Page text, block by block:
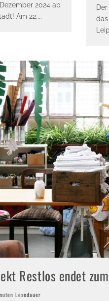
2024 ab
Am 22....
Restlos endet
Lesedauer